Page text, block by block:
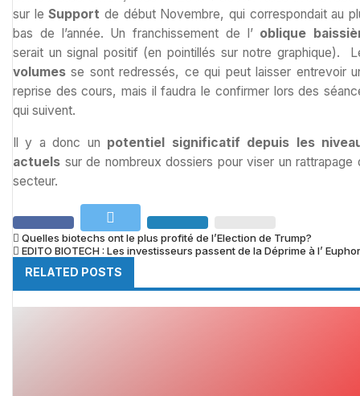
sur leSupport de début Novembre, qui correspondait au
bas de l’année. Un franchissement de l’ oblique
serait un signal positif (en pointillés sur notre graphique).
volumes se sont redressés, ce qui peut laisser entrevoir
reprise des cours, mais il faudra le confirmer lors des
qui suivent.
Il y a donc un potentiel significatif depuis les
actuels sur de nombreux dossiers pour viser un rattrapage
secteur.
Quelles biotechs ont le plus profité de l’Election de Trump?
EDITO BIOTECH : Les investisseurs passent de la Déprime à l’
RELATED POSTS